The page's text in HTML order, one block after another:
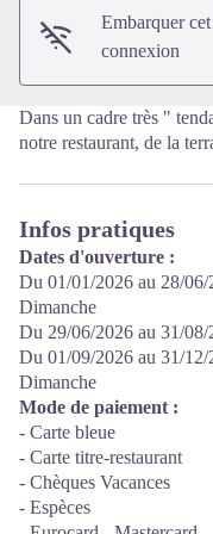
Embarquer
connexion
Dans un cadre très "
notre restaurant, de la
Infos pratiques
Dates d'ouverture :
Du 01/01/2026 au 28/
Dimanche
Du 29/06/2026 au 31/08/
Du 01/09/2026 au 31/
Dimanche
Mode de paiement :
- Carte bleue
- Carte titre-restaurant
- Chèques Vacances
- Espèces